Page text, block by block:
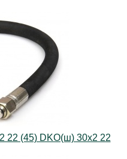
22 (45) DKO(ш) 30х2 22